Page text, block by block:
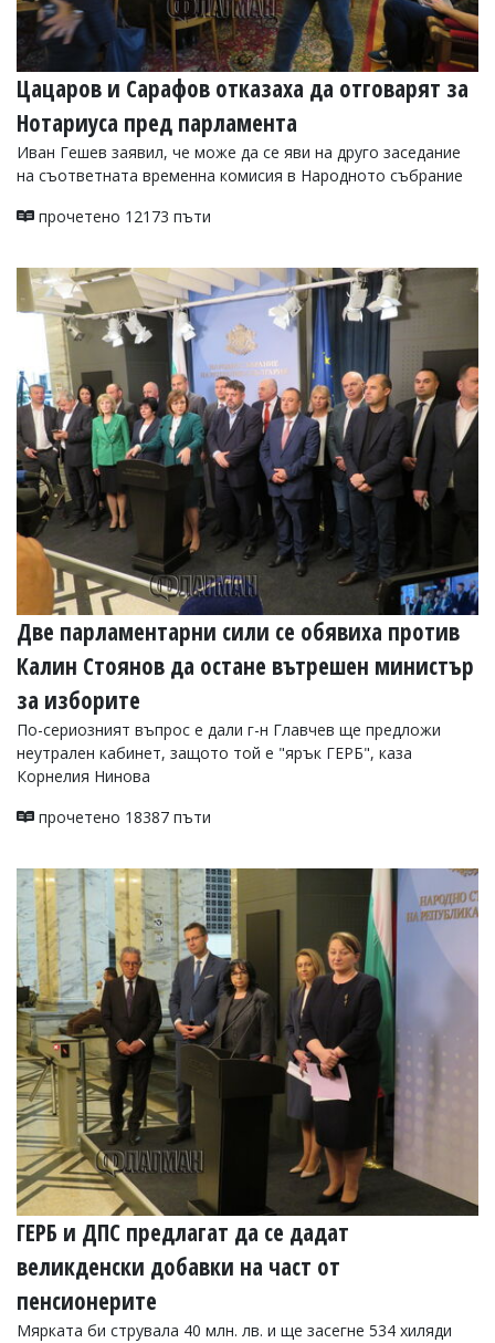
откриете
обиден
за
вас
коментар,
моля
сигнализирайте
ни!
Цацаров и Сарафов отказаха да отговарят за
Нотариуса пред парламента
Иван Гешев заявил, че може да се яви на друго заседание
на съответната временна комисия в Народното събрание
прочетено 12173 пъти
Две парламентарни сили се обявиха против
Калин Стоянов да остане вътрешен министър
за изборите
По-сериозният въпрос е дали г-н Главчев ще предложи
неутрален кабинет, защото той е "ярък ГЕРБ", каза
Корнелия Нинова
прочетено 18387 пъти
ГЕРБ и ДПС предлагат да се дадат
великденски добавки на част от
пенсионерите
Мярката би струвала 40 млн. лв. и ще засегне 534 хиляди